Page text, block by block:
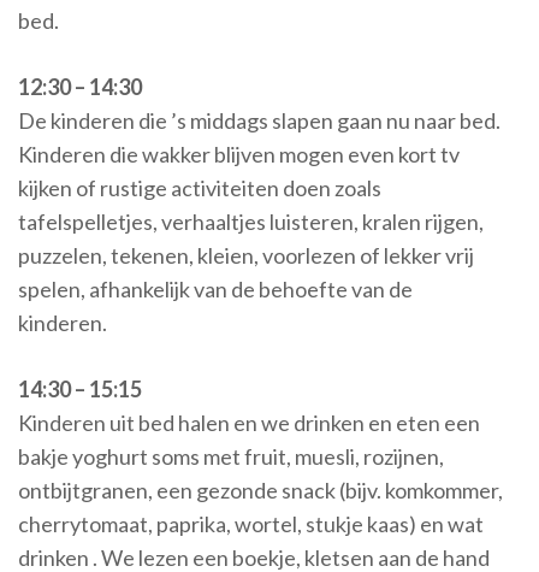
bed.
12:30 – 14:30
De kinderen die ’s middags slapen gaan nu naar bed.
Kinderen die wakker blijven mogen even kort tv
kijken of rustige activiteiten doen zoals
tafelspelletjes, verhaaltjes luisteren, kralen rijgen,
puzzelen, tekenen, kleien, voorlezen of lekker vrij
spelen, afhankelijk van de behoefte van de
kinderen.
14:30 – 15:15
Kinderen uit bed halen en we drinken en eten een
bakje yoghurt soms met fruit, muesli, rozijnen,
ontbijtgranen, een gezonde snack (bijv. komkommer,
cherrytomaat, paprika, wortel, stukje kaas) en wat
drinken . We lezen een boekje, kletsen aan de hand